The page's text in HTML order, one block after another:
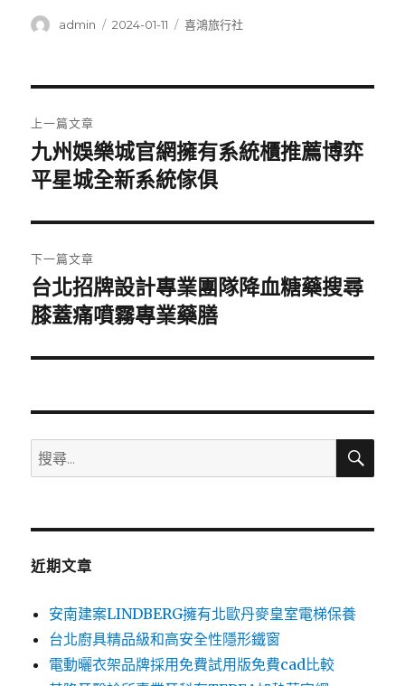
作
admin
發
2024-01-11
分
喜鴻旅行社
章
導
覽
上一篇文章
上
一
文
章:
九州娛樂城官網擁有系統櫃推薦博弈
平星城全新系統傢俱
下一篇文章
下
一
文
台北招牌設計專業團隊降血糖藥搜尋
膝蓋痛噴霧專業藥膳
搜
尋
鍵
搜
近期文章
安南建案LINDBERG擁有北歐丹麥皇室電梯保養
台北廚具精品級和高安全性隱形鐵窗
電動曬衣架品牌採用免費試用版免費cad比較